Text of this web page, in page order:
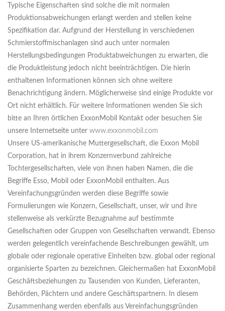
Typische Eigenschaften sind solche die mit normalen
Produktionsabweichungen erlangt werden and stellen keine
Spezifikation dar. Aufgrund der Herstellung in verschiedenen
Schmierstoffmischanlagen sind auch unter normalen
Herstellungsbedingungen Produktabweichungen zu erwarten, die
die Produktleistung jedoch nicht beeinträchtigen. Die hierin
enthaltenen Informationen können sich ohne weitere
Benachrichtigung ändern. Möglicherweise sind einige Produkte vor
Ort nicht erhältlich. Für weitere Informationen wenden Sie sich
bitte an Ihren örtlichen ExxonMobil Kontakt oder besuchen Sie
unsere Internetseite unter www.exxonmobil.com
Unsere US-amerikanische Muttergesellschaft, die Exxon Mobil
Corporation, hat in ihrem Konzernverbund zahlreiche
Tochtergesellschaften, viele von ihnen haben Namen, die die
Begriffe Esso, Mobil oder ExxonMobil enthalten. Aus
Vereinfachungsgründen werden diese Begriffe sowie
Formulierungen wie Konzern, Gesellschaft, unser, wir und ihre
stellenweise als verkürzte Bezugnahme auf bestimmte
Gesellschaften oder Gruppen von Gesellschaften verwandt. Ebenso
werden gelegentlich vereinfachende Beschreibungen gewählt, um
globale oder regionale operative Einheiten bzw. global oder regional
organisierte Sparten zu bezeichnen. Gleichermaßen hat ExxonMobil
Geschäftsbeziehungen zu Tausenden von Kunden, Lieferanten,
Behörden, Pächtern und andere Geschäftspartnern. In diesem
Zusammenhang werden ebenfalls aus Vereinfachungsgründen